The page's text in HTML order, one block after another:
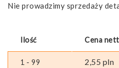
Nie prowadzimy sprzedaży
Ilość Cena
1 - 99 2,55 pln